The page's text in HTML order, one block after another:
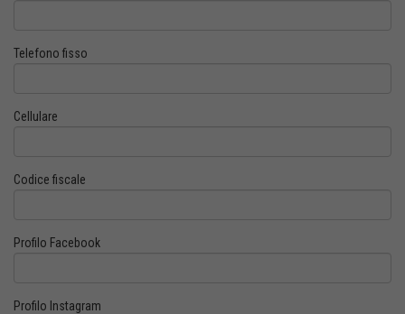
Telefono fisso
Cellulare
Codice fiscale
Profilo Facebook
Profilo Instagram